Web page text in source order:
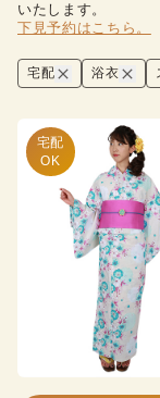
いたします。
下見予約はこちら。
宅配 浴衣
宅配
OK